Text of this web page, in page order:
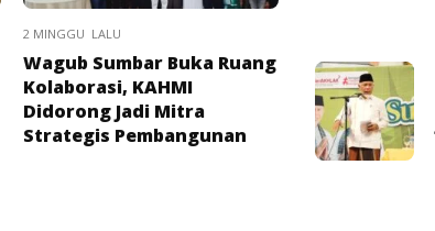
2 MINGGU LALU
Wagub Sumbar Buka Ruang
Kolaborasi, KAHMI
Didorong Jadi Mitra
Strategis Pembangunan